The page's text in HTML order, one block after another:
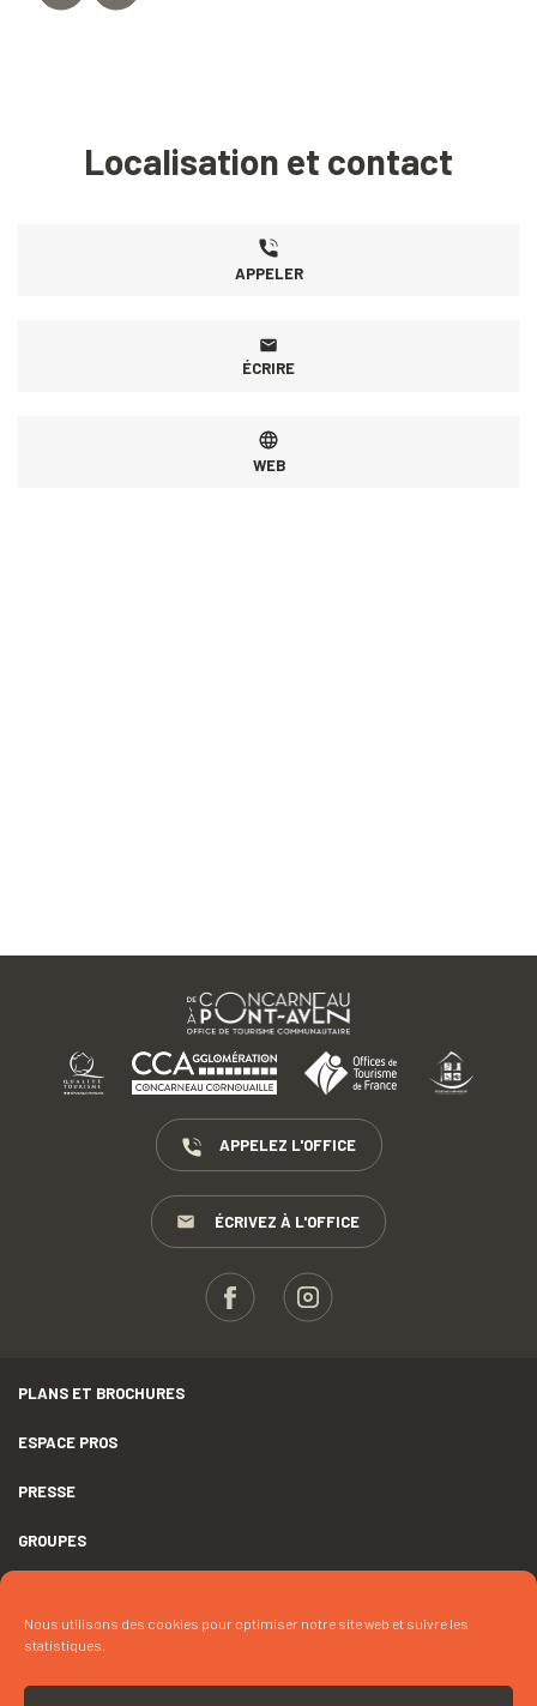
Nous utilisons des cookies pour optimiser notre site web et suivre les
statistiques.
Localisation et contact
APPELER
ÉCRIRE
WEB
APPELEZ L'OFFICE
ÉCRIVEZ À L'OFFICE
PLANS ET BROCHURES
ESPACE PROS
PRESSE
GROUPES
DÉCLARATION D’ACCESSIBILITÉ
CRÉDITS